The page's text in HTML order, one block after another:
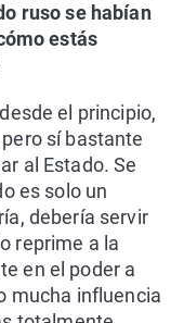
ruso se habían
estás
el principio,
pero sí bastante
al Estado. Se
es solo un
debería servir
reprime a la
en el poder a
mucha influencia